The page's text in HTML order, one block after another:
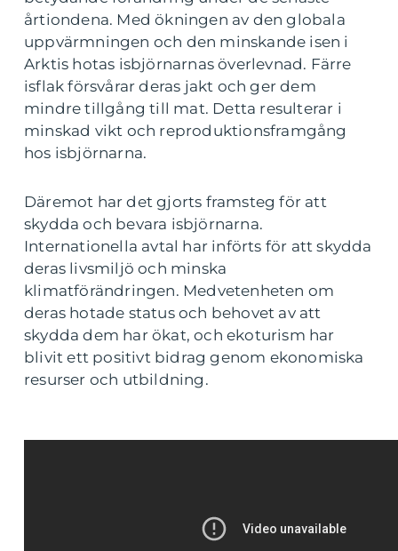
årtiondena. Med ökningen av den globala
uppvärmningen och den minskande isen i
Arktis hotas isbjörnarnas överlevnad. Färre
isflak försvårar deras jakt och ger dem
mindre tillgång till mat. Detta resulterar i
minskad vikt och reproduktionsframgång
hos isbjörnarna.
Däremot har det gjorts framsteg för att
skydda och bevara isbjörnarna.
Internationella avtal har införts för att skydda
deras livsmiljö och minska
klimatförändringen. Medvetenheten om
deras hotade status och behovet av att
skydda dem har ökat, och ekoturism har
blivit ett positivt bidrag genom ekonomiska
resurser och utbildning.